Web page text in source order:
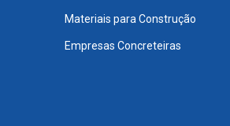
Materiais para Construção
Empresas Concreteiras